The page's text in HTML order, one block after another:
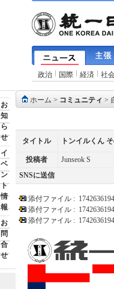
政治 国際 経済 社
お
知
ら
せ
イ
ベ
ン
ト
情
報
お
問
合
せ
ホーム > コミュニティ >
タイトル トンイルくん
投稿者 Junseok S
SNSに送信
添付ファイル :
添付ファイル :
添付ファイル :